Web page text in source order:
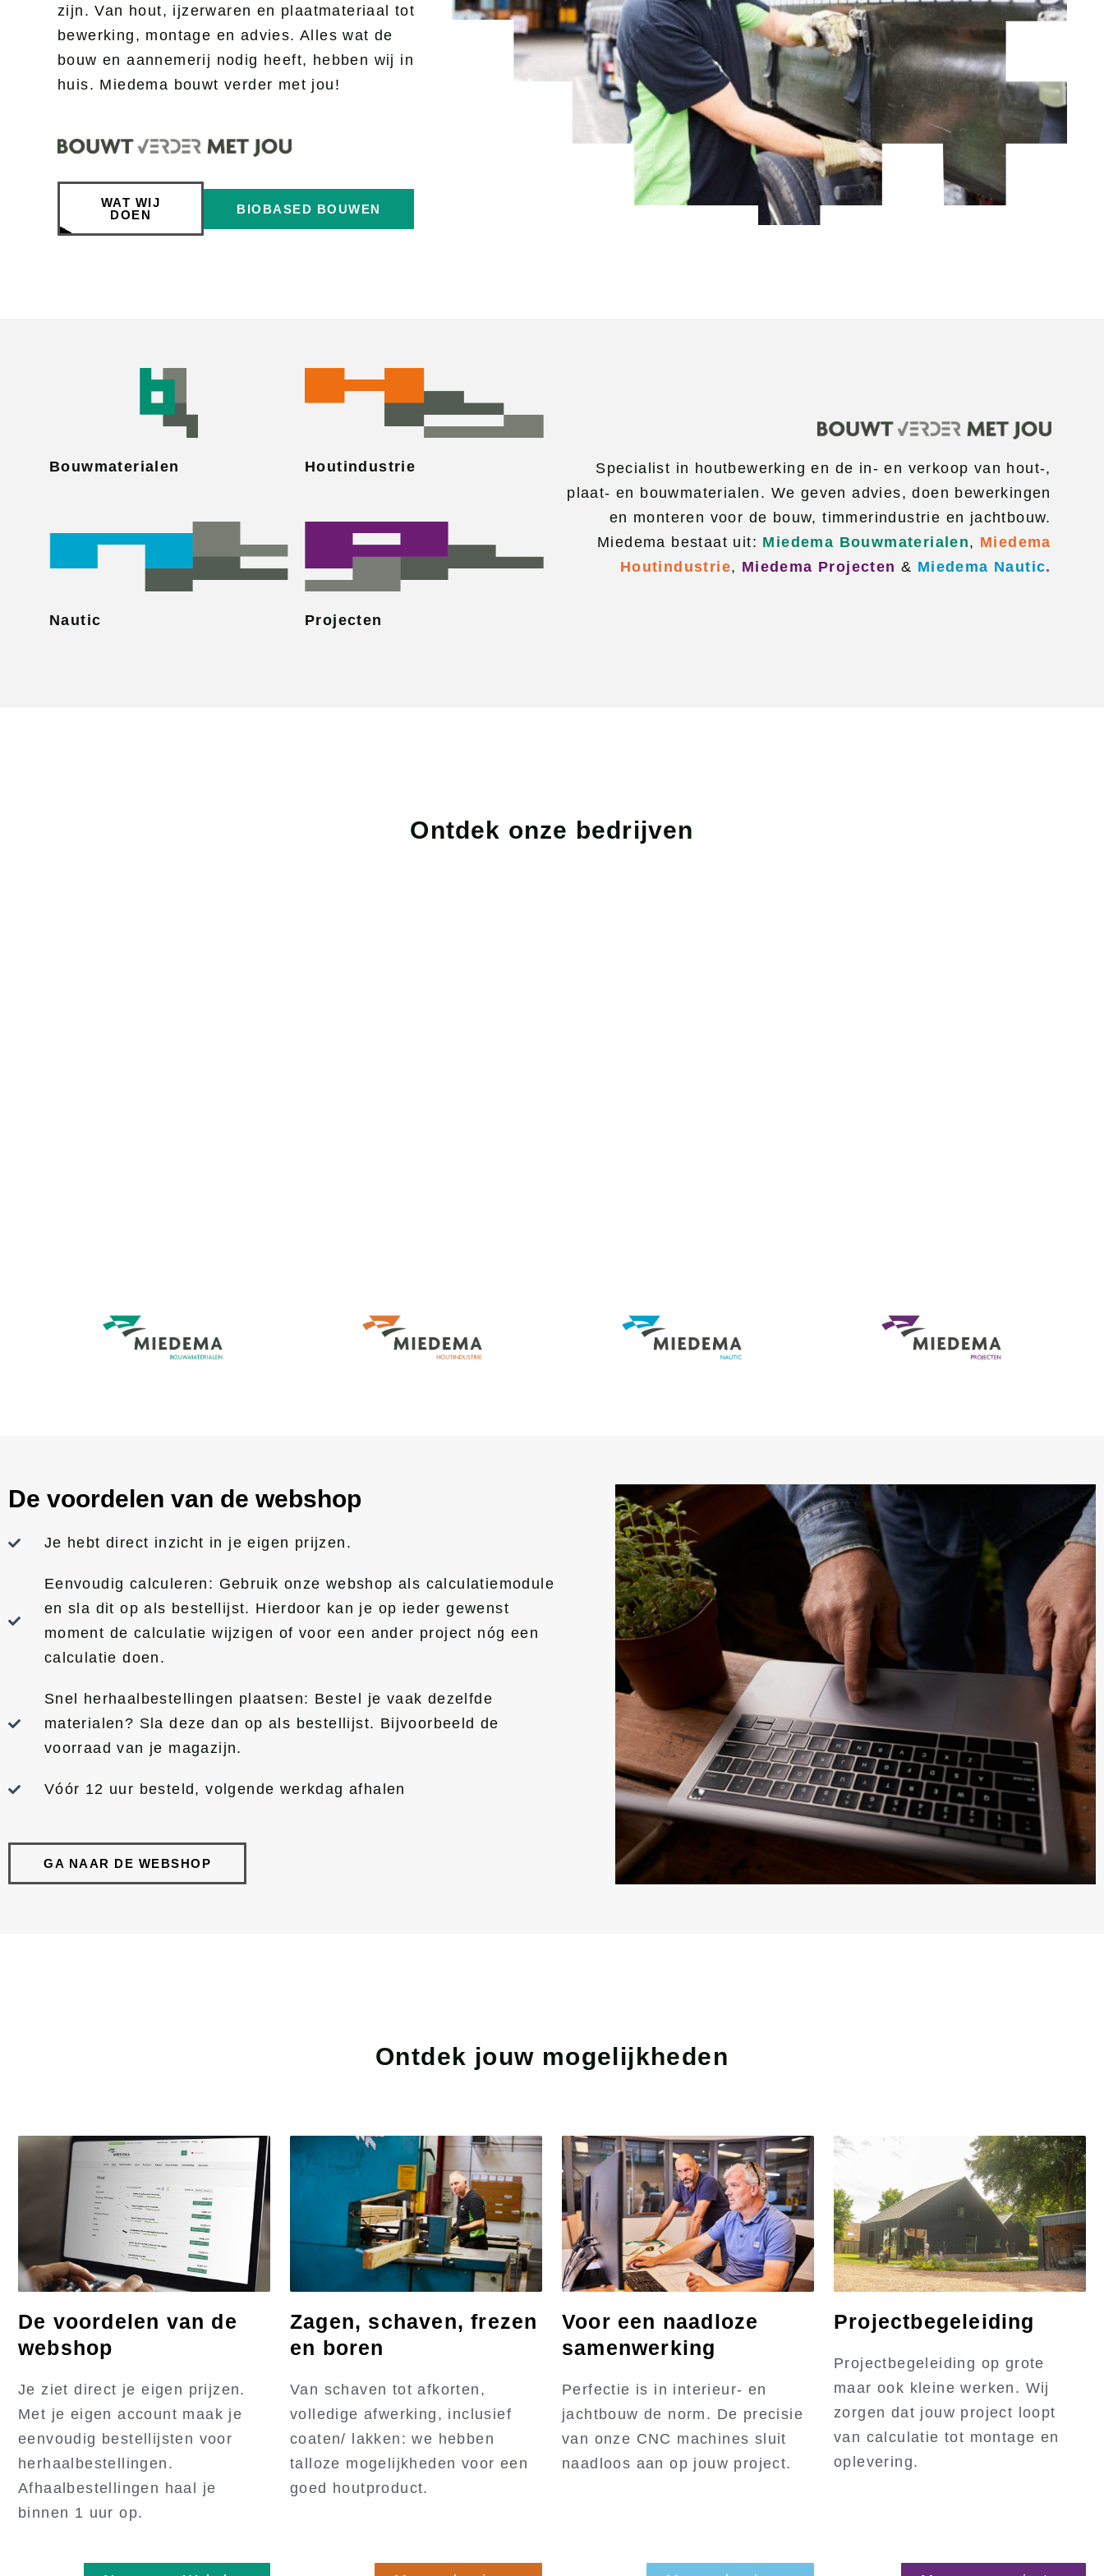
Afbouw
Bio-based
CNC Frezen
Plaat op maat
SPECIALIST NODIG
IN
GEVELBEKLEDING?
KLIK EN ONTDEK
zijn. Van hout, ijzerwaren en plaatmateriaal tot
bewerking, montage en advies. Alles wat de
bouw en aannemerij nodig heeft, hebben wij in
huis. Miedema bouwt verder met jou!
WAT WIJ
DOEN
BIOBASED BOUWEN
Bouwmaterialen
Nautic
Houtindustrie
Projecten
Specialist in houtbewerking en de in- en verkoop van hout-,
plaat- en bouwmaterialen. We geven advies, doen bewerkingen
en monteren voor de bouw, timmerindustrie en jachtbouw.
Miedema bestaat uit: Miedema Bouwmaterialen, Miedema
Houtindustrie, Miedema Projecten & Miedema Nautic.
Ontdek onze bedrijven
De voordelen van de webshop
Je hebt direct inzicht in je eigen prijzen.
Eenvoudig calculeren: Gebruik onze webshop als calculatiemodule
en sla dit op als bestellijst. Hierdoor kan je op ieder gewenst
moment de calculatie wijzigen of voor een ander project nóg een
calculatie doen.
Snel herhaalbestellingen plaatsen: Bestel je vaak dezelfde
materialen? Sla deze dan op als bestellijst. Bijvoorbeeld de
voorraad van je magazijn.
Vóór 12 uur besteld, volgende werkdag afhalen
GA NAAR DE WEBSHOP
Ontdek jouw mogelijkheden
De voordelen van de
webshop
Je ziet direct je eigen prijzen.
Met je eigen account maak je
eenvoudig bestellijsten voor
herhaalbestellingen.
Afhaalbestellingen haal je
binnen 1 uur op.
Zagen, schaven, frezen
en boren
Van schaven tot afkorten,
volledige afwerking, inclusief
coaten/ lakken: we hebben
talloze mogelijkheden voor een
goed houtproduct.
Voor een naadloze
samenwerking
Perfectie is in interieur- en
jachtbouw de norm. De precisie
van onze CNC machines sluit
naadloos aan op jouw project.
Projectbegeleiding
Projectbegeleiding op grote
maar ook kleine werken. Wij
zorgen dat jouw project loopt
van calculatie tot montage en
oplevering.